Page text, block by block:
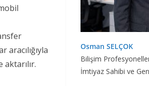
Osman SELÇOK
Bilişim
İmtiyaz Sahibi ve